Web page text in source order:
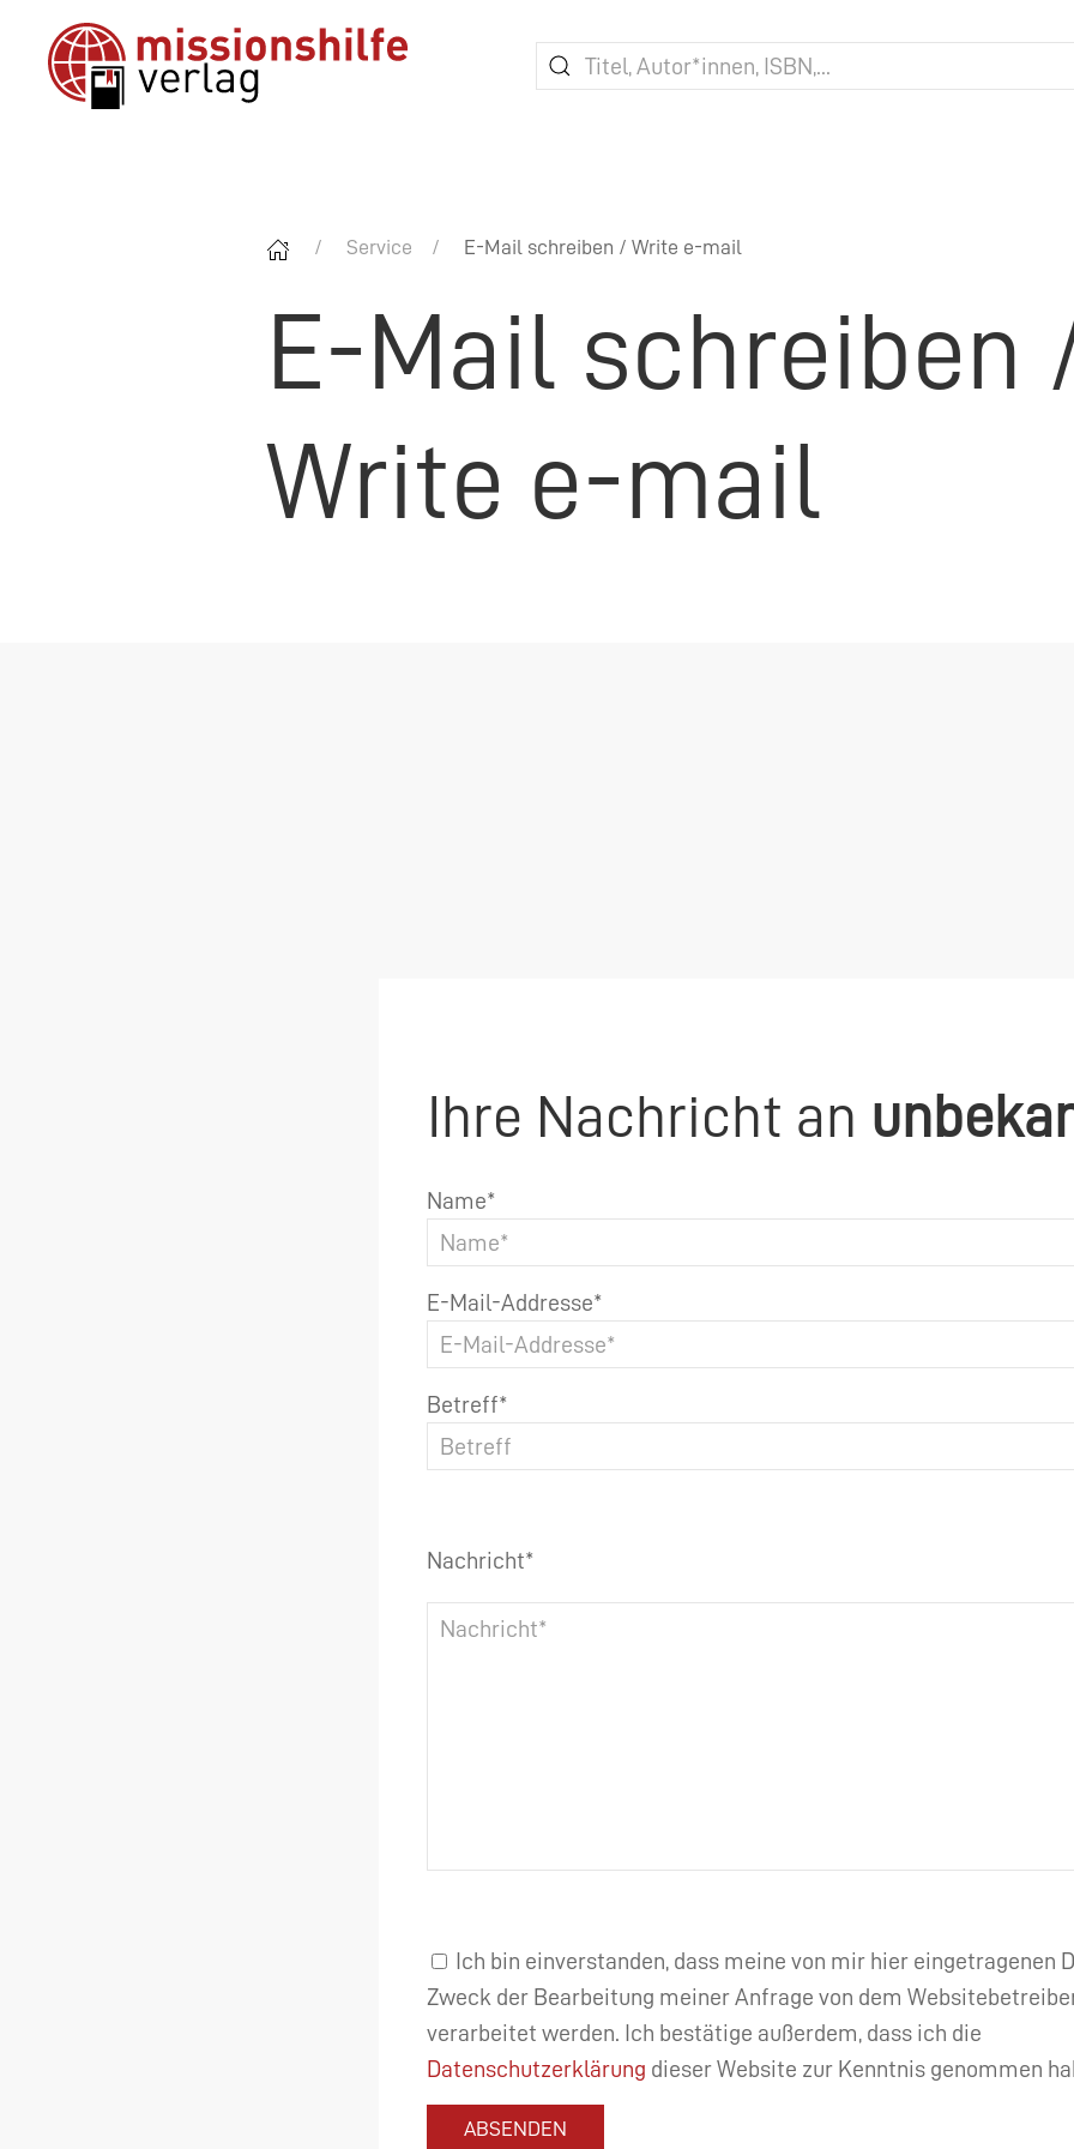
Service E-Mail schreiben / Write e-mail
E-Mail schreiben
Write e-mail
Ihre Nachricht an
Name*
E-Mail-Addresse*
Betreff*
Nachricht*
Ich bin einverstanden, dass meine von mir hier eingetragenen
Zweck der Bearbeitung meiner Anfrage von dem
verarbeitet werden. Ich bestätige außerdem, dass ich die
Datenschutzerklärung dieser Website zur Kenntnis genommen
ABSENDEN